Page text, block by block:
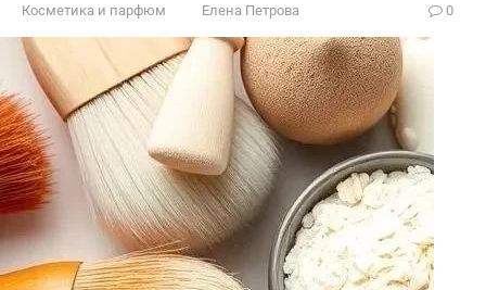
Косметика и парфюм Елена Петрова 0